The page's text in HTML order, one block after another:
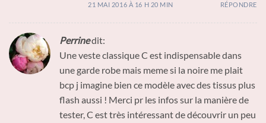
21 MAI 2016 À 16 H 20 MIN RÉPONDRE
Perrinedit:
Une veste classique C est indispensable dans
une garde robe mais meme si la noire me plait
bcp j imagine bien ce modèle avec des tissus plus
flash aussi ! Merci pr les infos sur la manière de
tester, C est très intéressant de découvrir un peu